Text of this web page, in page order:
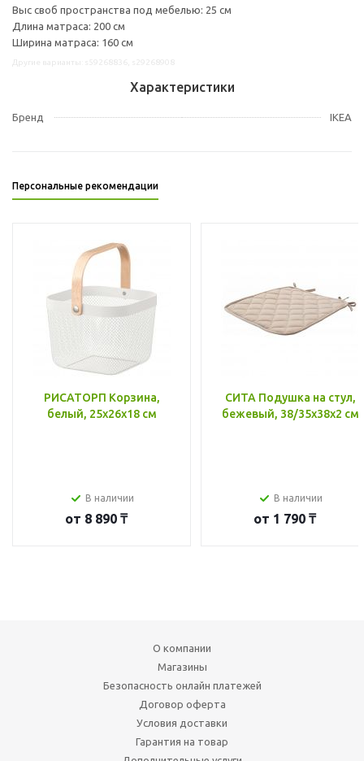
Выс своб пространства под мебелью: 25 см
Длина матраса: 200 см
Ширина матраса: 160 см
Характеристики
Бренд IKEA
Персональные рекомендации
РИСАТОРП Корзина,
белый, 25x26x18 см
В наличии
от 8 890 ₸
СИТА Подушка на стул,
бежевый, 38/35x38x2 см
В наличии
от 1 790 ₸
О компании
Магазины
Безопасность онлайн платежей
Договор оферта
Условия доставки
Гарантия на товар